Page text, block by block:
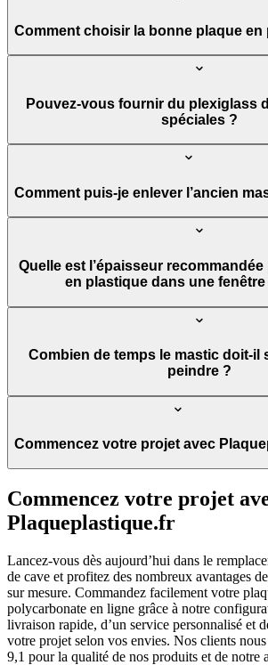
Comment choisir la bonne plaque en
Pouvez-vous fournir du plexiglass
spéciales ?
Comment puis-je enlever l’ancien
Quelle est l’épaisseur
en plastique dans une fenêtre
Combien de temps le mastic doit-il
peindre ?
Commencez votre projet avec
Commencez votre projet
Plaqueplastique.fr
Lancez-vous dès aujourd’hui dans le
de cave et profitez des nombreux avantages
sur mesure. Commandez facilement votre
polycarbonate en ligne grâce à notre
livraison rapide, d’un service personnalisé et
votre projet selon vos envies. Nos clients
9,1 pour la qualité de nos produits et de notre